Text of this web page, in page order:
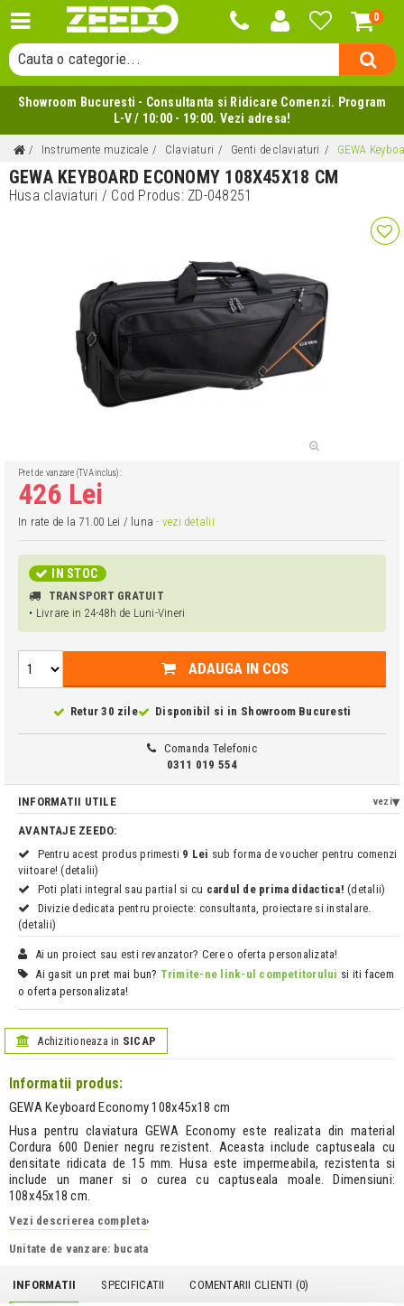
0
Cauta o categorie...
Cauta un producator...
Cauta un produs...
Showroom Bucuresti - Consultanta si Ridicare Comenzi. Program
L-V / 10:00 - 19:00. Vezi adresa!
Instrumente muzicale Claviaturi Genti de claviaturi GEWA
GEWA KEYBOARD ECONOMY 108X45X18 CM
Husa claviaturi / Cod Produs: ZD-048251
Pret de vanzare (TVA inclus):
426 Lei
In rate de la 71.00 Lei / luna- vezi detalii
IN STOC
TRANSPORT GRATUIT
• Livrare in 24-48h de Luni-Vineri
ADAUGA IN COS
Retur 30 zile Disponibil si in Showroom Bucuresti
Comanda Telefonic
0311 019 554
INFORMATII UTILE vezi
AVANTAJE ZEEDO:
Pentru acest produs primesti 9 Lei sub forma de voucher pentru comenzi
viitoare! (detalii)
Poti plati integral sau partial si cu cardul de prima didactica! (detalii)
Divizie dedicata pentru proiecte: consultanta, proiectare si instalare.
(detalii)
Ai un proiect sau esti revanzator? Cere o oferta personalizata!
Ai gasit un pret mai bun? Trimite-ne link-ul competitorului si iti facem
o oferta personalizata!
Achizitioneaza in SICAP
Informatii produs:
GEWA Keyboard Economy 108x45x18 cm
Husa pentru claviatura GEWA Economy este realizata din material
Cordura 600 Denier negru rezistent. Aceasta include captuseala cu
densitate ridicata de 15 mm. Husa este impermeabila, rezistenta si
include un maner si o curea cu captuseala moale. Dimensiuni:
108x45x18 cm.
Vezi descrierea completa›
Unitate de vanzare: bucata
INFORMATII SPECIFICATII COMENTARII CLIENTI (0)